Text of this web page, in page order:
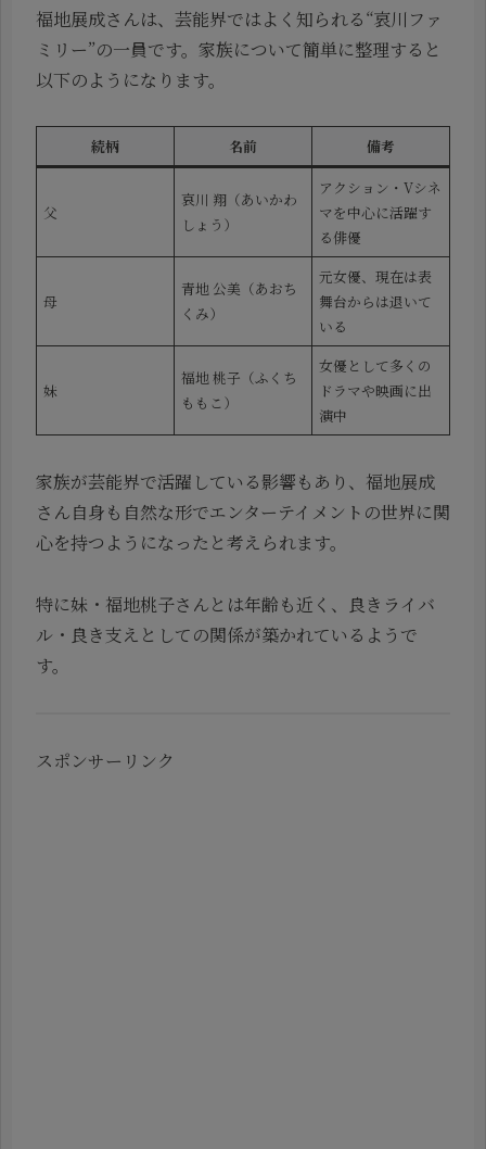
福地展成さんは、芸能界ではよく知られる“哀川ファ
ミリー”の一員です。家族について簡単に整理すると
以下のようになります。
続柄 名前 備考
父
哀川 翔（あいかわ
しょう）
アクション・Vシネ
マを中心に活躍す
る俳優
母
青地 公美（あおち
くみ）
元女優、現在は表
舞台からは退いて
いる
妹
福地 桃子（ふくち
ももこ）
女優として多くの
ドラマや映画に出
演中
家族が芸能界で活躍している影響もあり、福地展成
さん自身も自然な形でエンターテイメントの世界に関
心を持つようになったと考えられます。
特に妹・福地桃子さんとは年齢も近く、良きライバ
ル・良き支えとしての関係が築かれているようで
す。
スポンサーリンク